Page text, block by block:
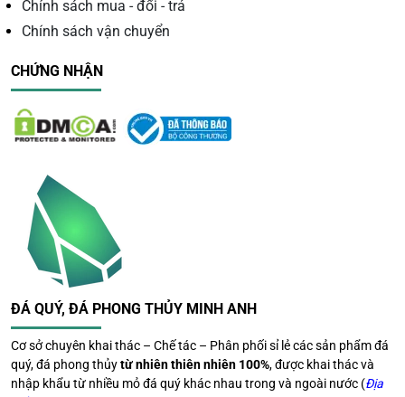
Chính sách mua - đổi - trả
Chính sách vận chuyển
CHỨNG NHẬN
ĐÁ QUÝ, ĐÁ PHONG THỦY MINH ANH
Cơ sở chuyên khai thác – Chế tác – Phân phối sỉ lẻ các sản phẩm đá
quý, đá phong thủytừ nhiên thiên nhiên 100%, được khai thác và
nhập khẩu từ nhiều mỏ đá quý khác nhau trong và ngoài nước (Địa